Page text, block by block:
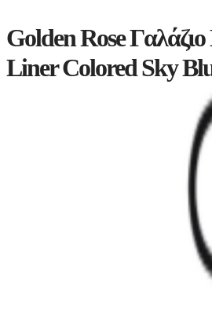
Golden Rose
Liner Colored Sky